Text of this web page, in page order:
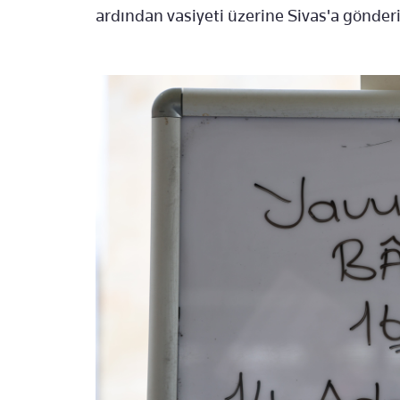
ardından vasiyeti üzerine Sivas'a